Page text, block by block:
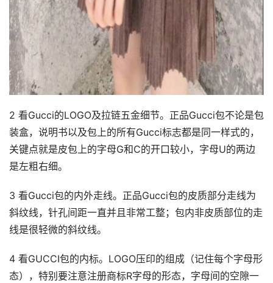
2 看Gucci的LOGO及拉链五金细节。正品Gucci包不论是包
装盒，说明书以及包上的所有Gucci标志都是同一样式的，
关键点就是皮包上的字母G和C的开口较小，字母U的两边
是左粗右细。
3 看Gucci包的内外走线。正品Gucci包的皮质部分走线为
斜纹线，针孔间距一直并且非常工整；包内非皮质部位的走
线是很轻微的斜纹线。
4 看GUCCI包的内标。LOGO压印的组成（记住每个字母形
态），特别要注意注册商标R字母的形态，字母间的空隙一